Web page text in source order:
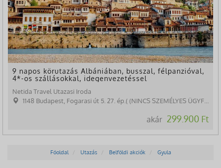
9 napos körutazás Albániában, busszal, félpanzióval,
4*-os szállásokkal, idegenvezetéssel
Netida Travel Utazasi Iroda
1148 Budapest, Fogarasi út 5. 27. ép.( (NINCS SZEMÉLYES ÜGYFÉLFOGADÁS)
akár 299.900 Ft
Főoldal Utazás Belföldi akciók Gyula